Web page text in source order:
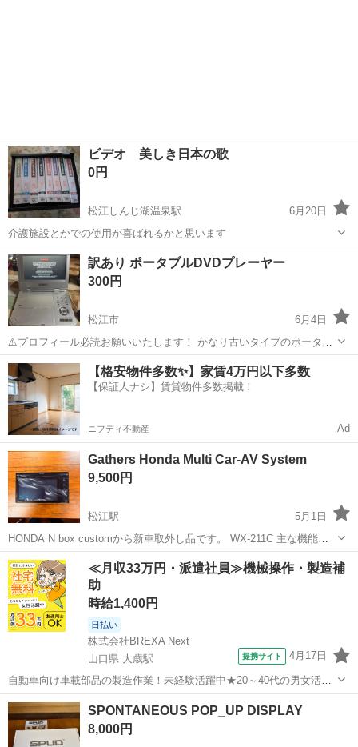
ビデオ 美しき日本の歌
0円
松江しんじ湖温泉駅
6月20日
介護施設とかでの使用が喜ばれるかと思います
島根 松江市 松江しんじ湖温泉駅
映像プレーヤー、レコーダー
訳あり ポータブルDVDプレーヤー
300円
松江市
6月4日
⚠️プロフィール必読お願いいたします！ かなり古いタイプのポータブ
ルDVDプレーヤーです。 多少反応が鈍かったりしますが、 見れるのは
見れる感じです。 バッテリー付きでコードレスで見れるタイプです
が、 使用可能か不明です...
島根 松江市 映像プレーヤー、レコーダー
【格安物件多数✨】家賃4万円以下多数
【保証人ナシ】賃貸物件多数掲載！
ニフティ不動産 Ad
Gathers Honda Multi Car-AV System
9,500円
松江駅
5月1日
HONDA N box customから新車取外し品です。 WX-211C 主な機能は
写真にて記載しております。 配線は、使用していますのでありませ
ん。 以上よろしくお願いします。
島根 松江市 松江駅 映像プレーヤー、レコーダー
Honda
≪月収33万円・派遣社員≫機械操作・製造補
助
時給1,400円
日払い
株式会社BREXA Next
山口県 大歳駅
提携サイト 4月17日
自動車向け車載部品の製造作業！未経験活躍中★20～40代の男女活躍
中！友達同士での応募OK！備品付きワンルーム寮費無料！赴任旅費会
社負担！生活支援物資事前対応可◎格安食堂利用可！年間休日135日
♪《山口県山口市》 人気の工...
山口 山口市
SPONTANEOUS POP_UP DISPLAY
8,000円